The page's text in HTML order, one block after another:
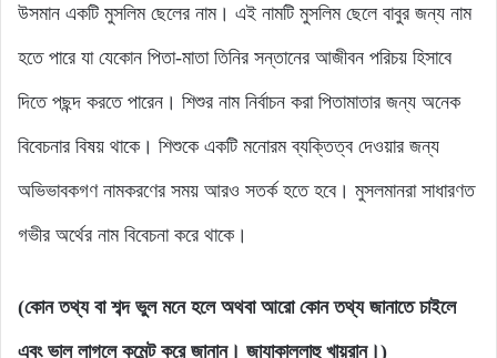
উসমান একটি মুসলিম ছেলের নাম। এই নামটি মুসলিম ছেলে বাবুর জন্য নাম
হতে পারে যা যেকোন পিতা-মাতা তিনির সন্তানের আজীবন পরিচয় হিসাবে
দিতে পছন্দ করতে পারেন। শিশুর নাম নির্বাচন করা পিতামাতার জন্য অনেক
বিবেচনার বিষয় থাকে। শিশুকে একটি মনোরম ব্যক্তিত্ব দেওয়ার জন্য
অভিভাবকগণ নামকরণের সময় আরও সতর্ক হতে হবে। মুসলমানরা সাধারণত
গভীর অর্থের নাম বিবেচনা করে থাকে।
(কোন তথ্য বা শব্দ ভুল মনে হলে অথবা আরো কোন তথ্য জানাতে চাইলে
এবং ভাল লাগলে কমেন্ট করে জানান। জাযাকাল্লাহু খায়রান।)